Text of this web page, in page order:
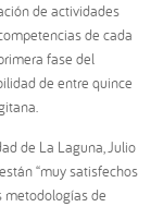
de actividades
de cada
fase del
de entre quince
de La Laguna, Julio
“muy satisfechos
metodologías de